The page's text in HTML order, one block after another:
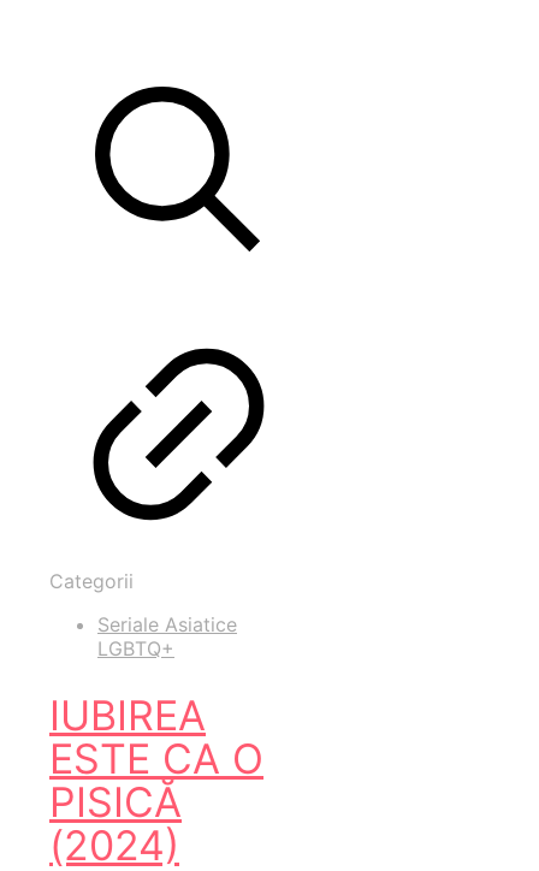
Categorii
Seriale Asiatice
LGBTQ+
IUBIREA
ESTE CA O
PISICĂ
(2024)